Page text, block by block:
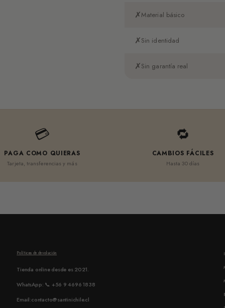
✗Material básico
✗Sin identidad
✗Sin garantía real
💳
PAGA COMO QUIERAS
Tarjeta, transferencias y más
🔁
CAMBIOS FÁCILES
Hasta 30 días
Políticas de devolución
Tienda online desde es 2021.
WhatsApp: 📞 +56 9 4696 1838
Email:contacto@santinichile.cl